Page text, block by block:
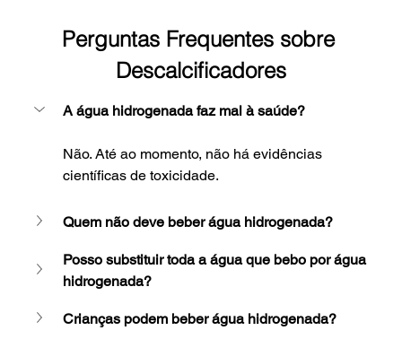
Perguntas Frequentes sobre
Descalcificadores
A água hidrogenada faz mal à saúde?
Não. Até ao momento, não há evidências
científicas de toxicidade.
Quem não deve beber água hidrogenada?
Posso substituir toda a água que bebo por água
hidrogenada?
Crianças podem beber água hidrogenada?